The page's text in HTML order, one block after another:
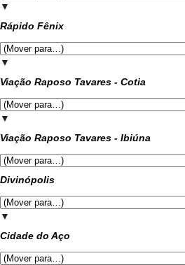
▼
Rápido Fênix
▼
Viação Raposo Tavares - Cotia
▼
Viação Raposo Tavares - Ibiúna
Divinópolis
▼
Cidade do Aço